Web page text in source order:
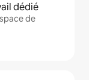
dédié
de